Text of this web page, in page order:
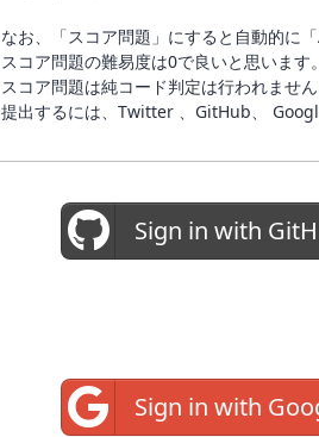
なお、「スコア問題」にすると自動的に
スコア問題の難易度は0で良いと思います
スコア問題は純コード判定は行われませ
提出するには、Twitter 、GitHub、
Sign in with
Sign in with